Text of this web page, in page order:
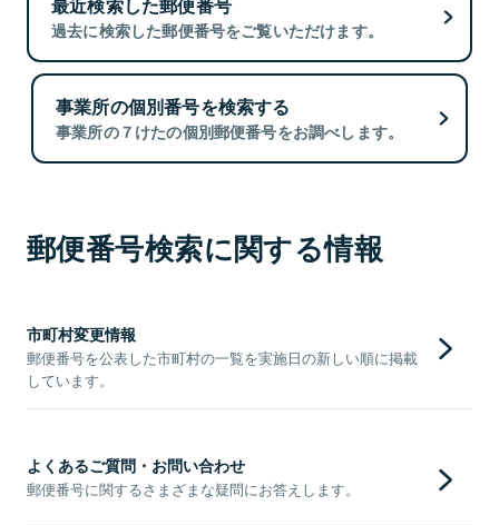
最近検索した郵便番号
過去に検索した郵便番号をご覧いただけます。
事業所の個別番号を検索する
事業所の７けたの個別郵便番号をお調べします。
郵便番号検索に関する情報
市町村変更情報
郵便番号を公表した市町村の一覧を実施日の新しい順に掲載
しています。
よくあるご質問・お問い合わせ
郵便番号に関するさまざまな疑問にお答えします。